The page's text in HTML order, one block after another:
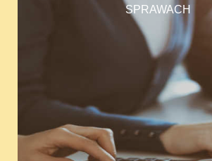
SPRAWACH